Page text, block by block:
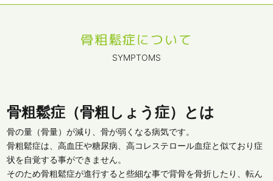
骨粗鬆症について
SYMPTOMS
骨粗鬆症（骨粗しょう症）とは
骨の量（骨量）が減り、骨が弱くなる病気です。
骨粗鬆症は、高血圧や糖尿病、高コレステロール血症と似ており症
状を自覚する事ができません。
そのため骨粗鬆症が進行すると些細な事で背骨を骨折したり、転ん